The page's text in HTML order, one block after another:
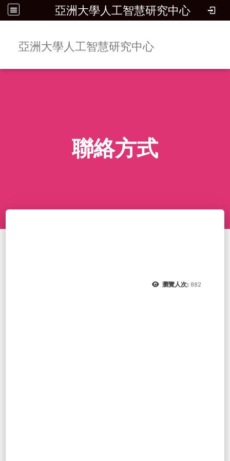
亞洲大學人工智慧研究中心
亞洲大學人工智慧研究中心
聯絡方式
瀏覽人次: 882